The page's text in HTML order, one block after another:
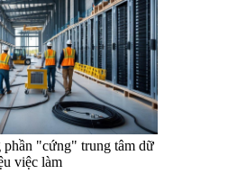
"cứng" trung tâm dữ
việc làm